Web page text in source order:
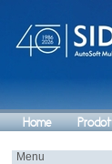
Home
Menu